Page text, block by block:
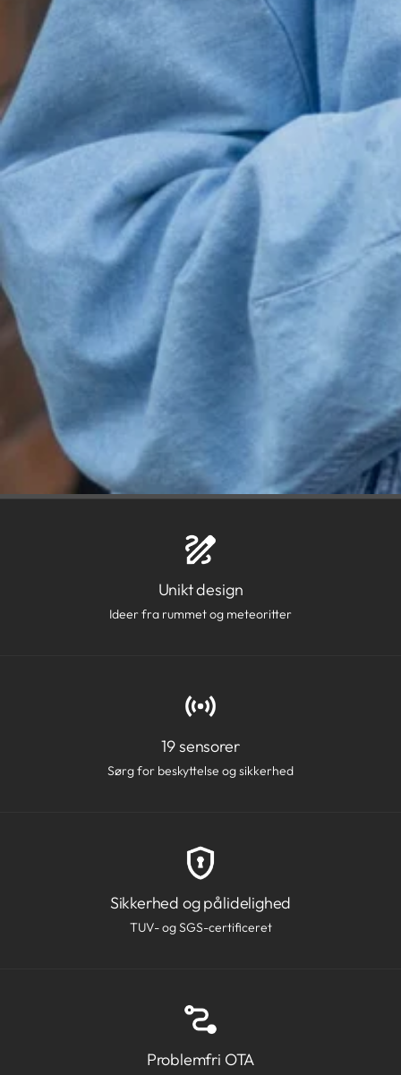
Unikt design
Ideer fra rummet og meteoritter
19 sensorer
Sørg for beskyttelse og sikkerhed
Sikkerhed og pålidelighed
TUV- og SGS-certificeret
Problemfri OTA